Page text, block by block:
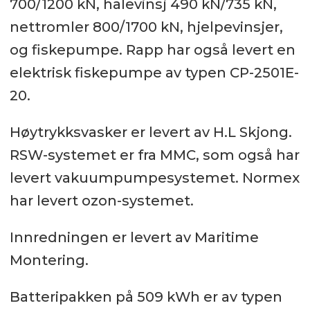
700/1200 kN, halevinsj 490 kN/735 kN,
nettromler 800/1700 kN, hjelpevinsjer,
og fiskepumpe. Rapp har også levert en
elektrisk fiskepumpe av typen CP-2501E-
20.
Høytrykksvasker er levert av H.L Skjong.
RSW-systemet er fra MMC, som også har
levert vakuumpumpesystemet. Normex
har levert ozon-systemet.
Innredningen er levert av Maritime
Montering.
Batteripakken på 509 kWh er av typen